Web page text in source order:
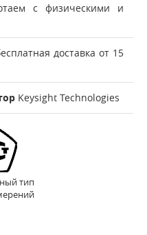
с физическими и
доставка от 15
Keysight Technologies
тип